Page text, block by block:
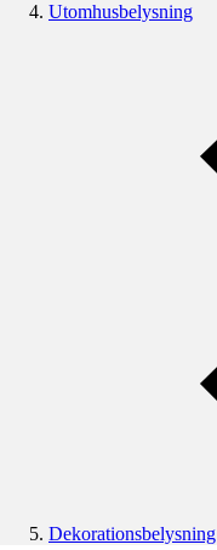
Utomhusbelysning
Dekorationsbelysning